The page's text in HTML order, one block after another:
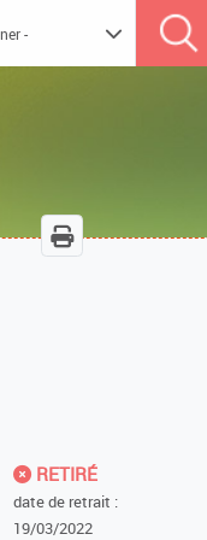
RETIRÉ
date de retrait :
19/03/2022